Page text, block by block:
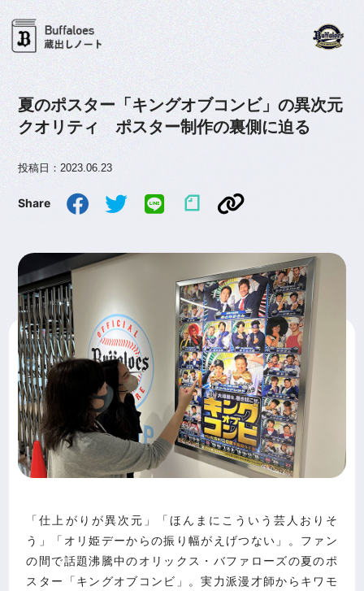
夏のポスター「キングオブコンビ」の異次元
クオリティ ポスター制作の裏側に迫る
投稿日：2023.06.23
Share
「仕上がりが異次元」「ほんまにこういう芸人おりそ
う」「オリ姫デーからの振り幅がえげつない」。ファン
の間で話題沸騰中のオリックス・バファローズの夏のポ
スター「キングオブコンビ」。実力派漫才師からキワモ